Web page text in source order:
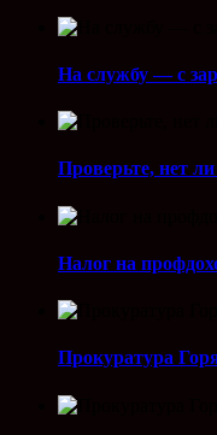
На службу — с
Проверьте, нет
Налог на
Прокуратура